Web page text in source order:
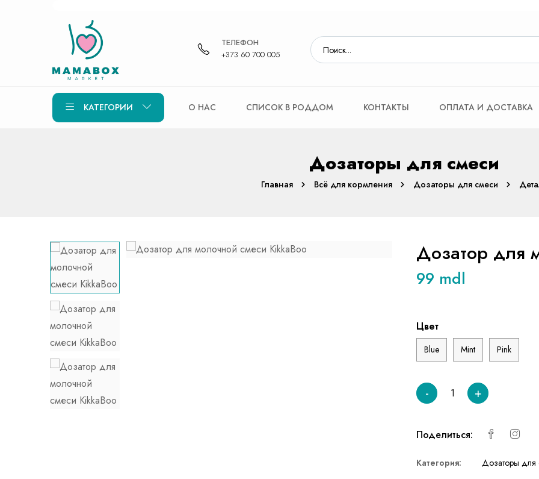
ТЕЛЕФОН
+373 60 700 005
КАТЕГОРИИ О НАС СПИСОК В РОДДОМ КОНТАКТЫ ОПЛАТА И ДОСТАВКА
Дозаторы для смеси
Главная Всё для кормления Дозаторы для смеси
Дозатор для
99 mdl
Цвет
Blue Mint Pink
- +
Поделиться:
Категория: Дозаторы для